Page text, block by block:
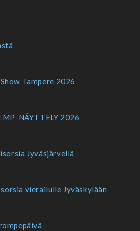
Tampere 2026
MP-NÄYTTELY 2026
Jyväsjärvellä
vierailulle Jyväskylään